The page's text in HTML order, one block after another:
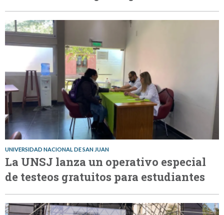
UNIVERSIDAD NACIONAL DE SAN JUAN
La UNSJ lanza un operativo especial
de testeos gratuitos para estudiantes